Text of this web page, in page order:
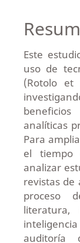
Este
uso de
(Rotolo et
analíticas
Para
el tiempo
analizar
revistas de
proceso